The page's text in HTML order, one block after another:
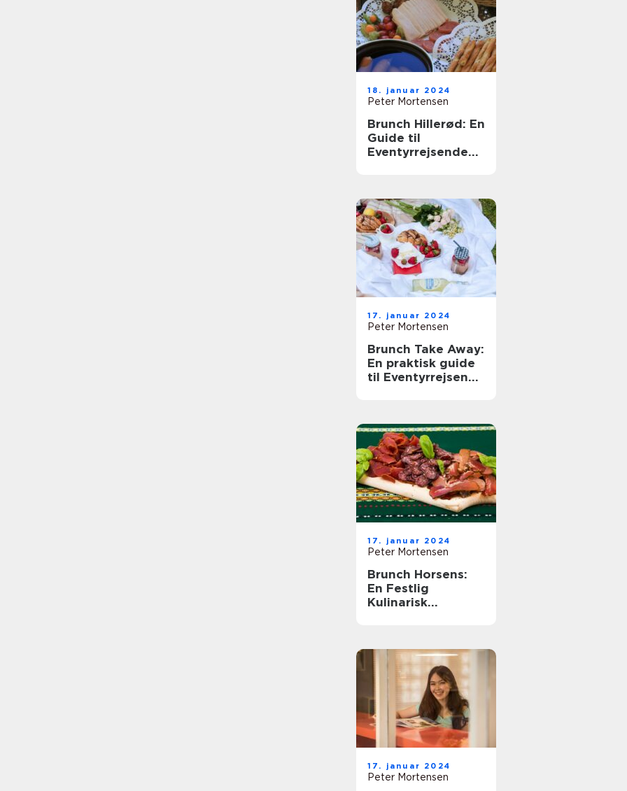
18. januar 2024
Peter Mortensen
Brunch Hillerød: En
Guide til
Eventyrrejsende
17. januar 2024
Peter Mortensen
Brunch Take Away:
En praktisk guide
til Eventyrrejsende
17. januar 2024
Peter Mortensen
Brunch Horsens:
En Festlig
Kulinarisk
17. januar 2024
Peter Mortensen